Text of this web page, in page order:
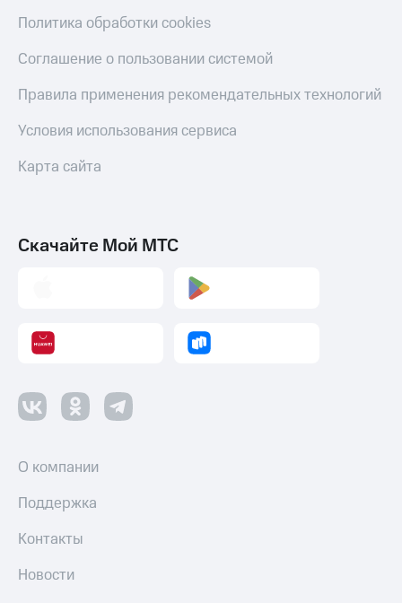
Политика обработки cookies
Соглашение о пользовании системой
Правила применения рекомендательных технологий
Условия использования сервиса
Карта сайта
Скачайте Мой МТС
О компании
Поддержка
Контакты
Новости